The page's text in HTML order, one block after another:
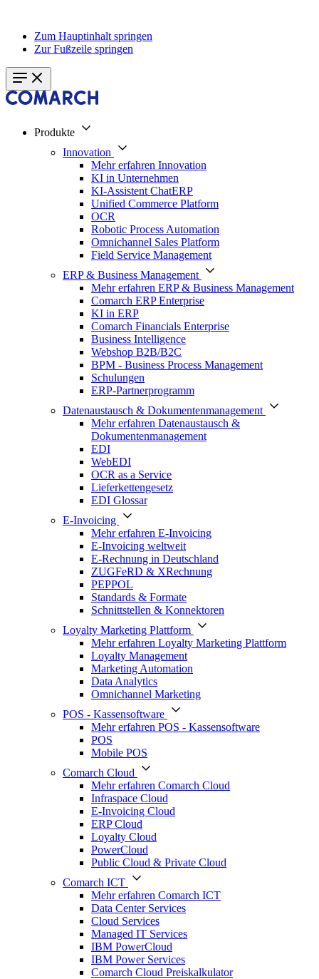
Zum Hauptinhalt springen
Zur Fußzeile springen
Produkte
Innovation
Mehr erfahren Innovation
KI in Unternehmen
KI-Assistent ChatERP
Unified Commerce Platform
OCR
Robotic Process Automation
Omnichannel Sales Platform
Field Service Management
ERP & Business Management
Mehr erfahren ERP & Business Management
Comarch ERP Enterprise
KI in ERP
Comarch Financials Enterprise
Business Intelligence
Webshop B2B/B2C
BPM - Business Process Management
Schulungen
ERP-Partnerprogramm
Datenaustausch & Dokumentenmanagement
Mehr erfahren Datenaustausch &
Dokumentenmanagement
EDI
WebEDI
OCR as a Service
Lieferkettengesetz
EDI Glossar
E-Invoicing
Mehr erfahren E-Invoicing
E-Invoicing weltweit
E-Rechnung in Deutschland
ZUGFeRD & XRechnung
PEPPOL
Standards & Formate
Schnittstellen & Konnektoren
Loyalty Marketing Plattform
Mehr erfahren Loyalty Marketing Plattform
Loyalty Management
Marketing Automation
Data Analytics
Omnichannel Marketing
POS - Kassensoftware
Mehr erfahren POS - Kassensoftware
POS
Mobile POS
Comarch Cloud
Mehr erfahren Comarch Cloud
Infraspace Cloud
E-Invoicing Cloud
ERP Cloud
Loyalty Cloud
PowerCloud
Public Cloud & Private Cloud
Comarch ICT
Mehr erfahren Comarch ICT
Data Center Services
Cloud Services
Managed IT Services
IBM PowerCloud
IBM Power Services
Comarch Cloud Preiskalkulator